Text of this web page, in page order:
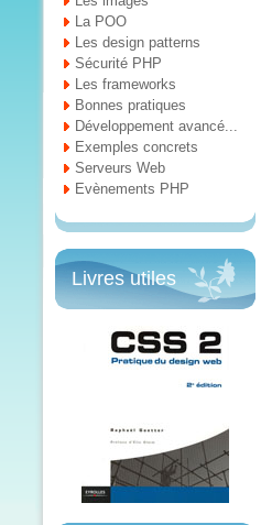
La POO
Les design patterns
Sécurité PHP
Les frameworks
Bonnes pratiques
Développement avancé...
Exemples concrets
Serveurs Web
Evènements PHP
Livres utiles